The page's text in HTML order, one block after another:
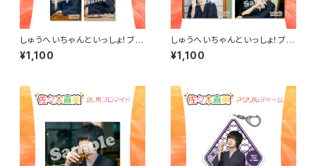
しゅうへいちゃんといっしょ！ブロ
マイドA（佐々木喜英）
¥1,100
しゅうへいちゃんといっしょ！ブロ
マイドB（佐々木喜英）
¥1,100